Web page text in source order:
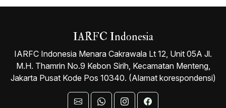
IARFC Indonesia
IARFC Indonesia Menara Cakrawala Lt 12, Unit 05A Jl.
M.H. Thamrin No.9 Kebon Sirih, Kecamatan Menteng,
Jakarta Pusat Kode Pos 10340. (Alamat korespondensi)